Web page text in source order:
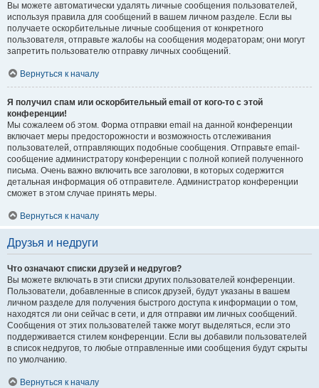
Вы можете автоматически удалять личные сообщения пользователей,
используя правила для сообщений в вашем личном разделе. Если вы
получаете оскорбительные личные сообщения от конкретного
пользователя, отправьте жалобы на сообщения модераторам; они могут
запретить пользователю отправку личных сообщений.
Вернуться к началу
Я получил спам или оскорбительный email от кого-то с этой
конференции!
Мы сожалеем об этом. Форма отправки email на данной конференции
включает меры предосторожности и возможность отслеживания
пользователей, отправляющих подобные сообщения. Отправьте email-
сообщение администратору конференции с полной копией полученного
письма. Очень важно включить все заголовки, в которых содержится
детальная информация об отправителе. Администратор конференции
сможет в этом случае принять меры.
Вернуться к началу
Друзья и недруги
Что означают списки друзей и недругов?
Вы можете включать в эти списки других пользователей конференции.
Пользователи, добавленные в список друзей, будут указаны в вашем
личном разделе для получения быстрого доступа к информации о том,
находятся ли они сейчас в сети, и для отправки им личных сообщений.
Сообщения от этих пользователей также могут выделяться, если это
поддерживается стилем конференции. Если вы добавили пользователей
в список недругов, то любые отправленные ими сообщения будут скрыты
по умолчанию.
Вернуться к началу